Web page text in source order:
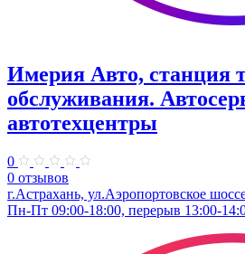
Имерия Авто, станция
обслуживания.
автотехцентры
0
0 отзывов
г.Астрахань, ул.Аэропортовское
Пн-Пт 09:00-18:00, перерыв 13:00-